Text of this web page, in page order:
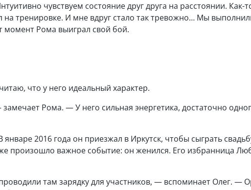
чувствуем состояние друг друга на расстоянии. Как-
на тренировке. И мне вдруг стало так тревожно… Мы
момент Рома выиграл свой бой.
что у него идеальный характер.
Рома. — У него сильная энергетика, достаточно
2016 года он приезжал в Иркутск, чтобы сыграть
произошло важное событие: он женился. Его избранница
там зарядку для участников, — вспоминает Олег. —